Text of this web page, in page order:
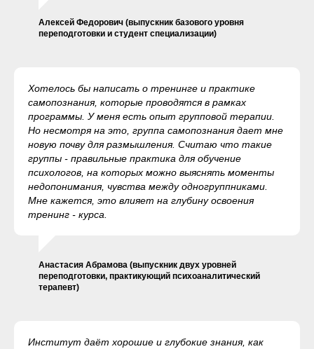
Алексей Федорович (выпускник базового уровня
переподготовки и студент специализации)
Хотелось бы написать о тренинге и практике
самопознания, которые проводятся в рамках
программы. У меня есть опыт групповой терапии.
Но несмотря на это, группа самопознания дает мне
новую почву для размышления. Считаю что такие
группы - правильные практика для обучение
психологов, на которых можно выяснять моменты
недопонимания, чувства между одногруппниками.
Мне кажется, это влияет на глубину освоения
тренинг - курса.
Анастасия Абрамова (выпускник двух уровней
переподготовки, практикующий психоаналитический
терапевт)
Институт даёт хорошие и глубокие знания, как